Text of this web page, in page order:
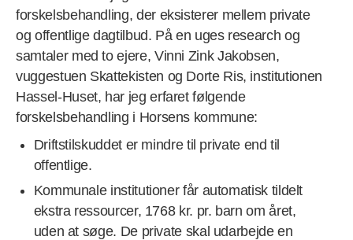
forskelsbehandling, der eksisterer mellem private
og offentlige dagtilbud. På en uges research og
samtaler med to ejere, Vinni Zink Jakobsen,
vuggestuen Skattekisten og Dorte Ris, institutionen
Hassel-Huset, har jeg erfaret følgende
forskelsbehandling i Horsens kommune:
Driftstilskuddet er mindre til private end til
offentlige.
Kommunale institutioner får automatisk tildelt
ekstra ressourcer, 1768 kr. pr. barn om året,
uden at søge. De private skal udarbejde en